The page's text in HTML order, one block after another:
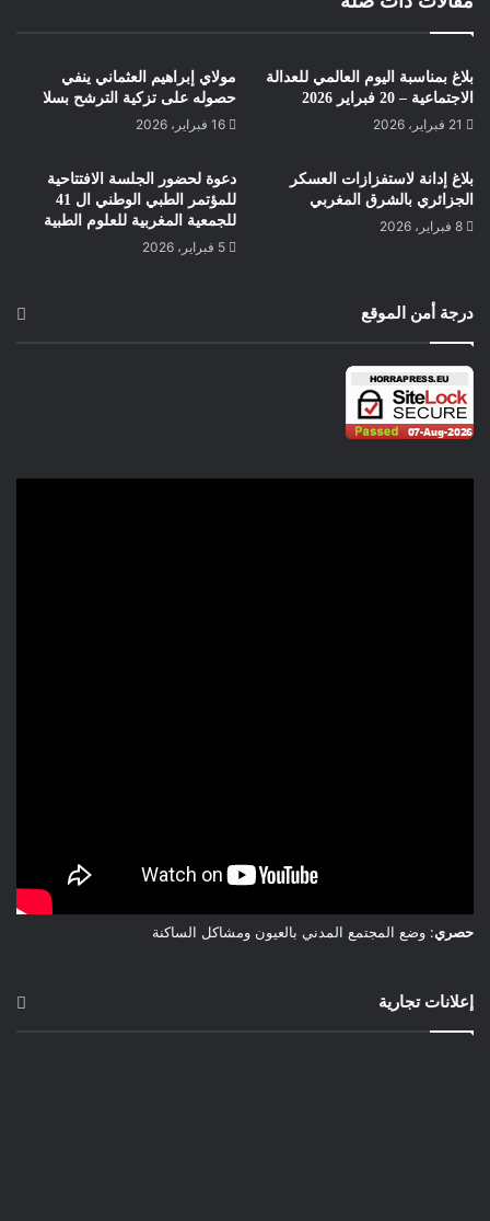
بلاغ بمناسبة اليوم العالمي للعدالة
الاجتماعية – 20 فبراير 2026
21 فبراير، 2026
مولاي إبراهيم العثماني ينفي
حصوله على تزكية الترشح بسلا
16 فبراير، 2026
بلاغ إدانة لاستفزازات العسكر
الجزائري بالشرق المغربي
8 فبراير، 2026
دعوة لحضور الجلسة الافتتاحية
للمؤتمر الطبي الوطني ال 41
للجمعية المغربية للعلوم الطبية
5 فبراير، 2026
درجة أمن الموقع
حصري: وضع المجتمع المدني بالعيون ومشاكل الساكنة
إعلانات تجارية